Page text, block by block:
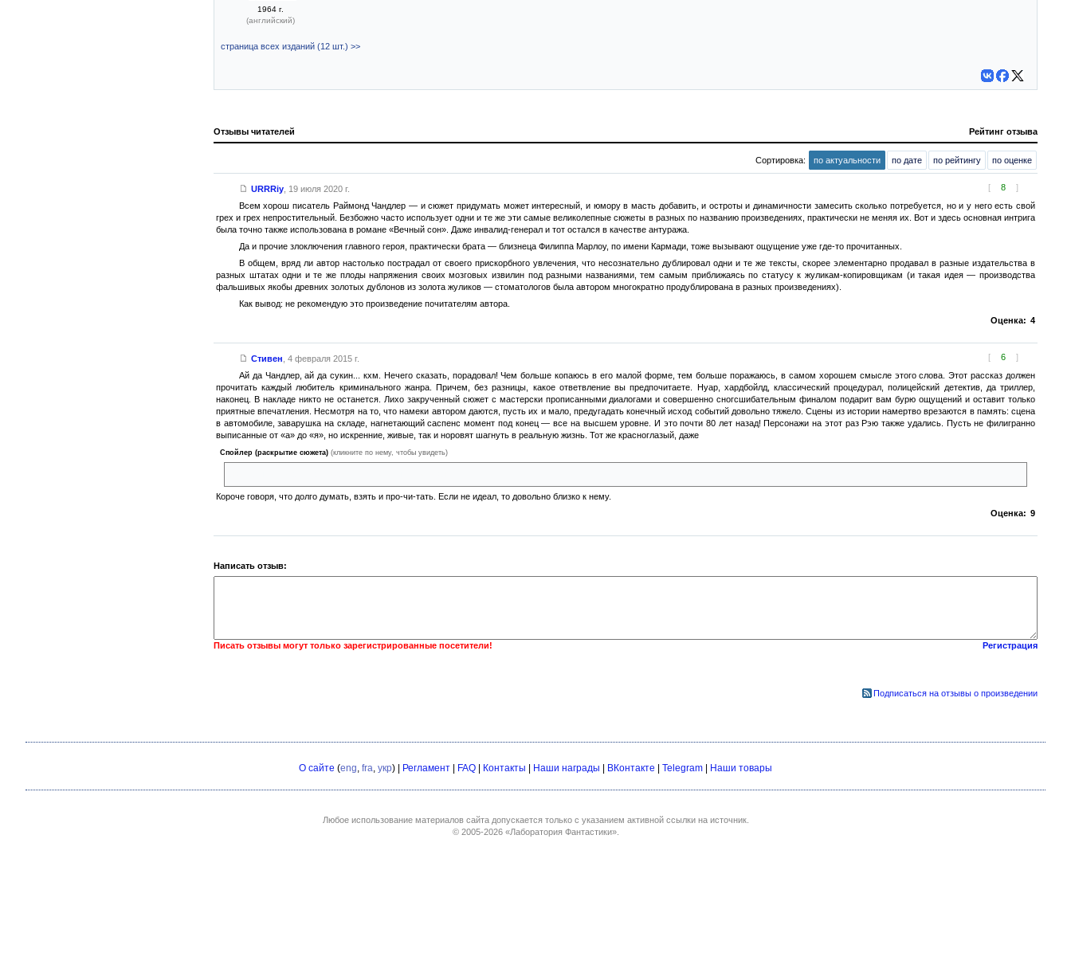
1964 г.
(английский)
страница всех изданий (12 шт.) >>
Отзывы читателей Рейтинг отзыва
Сортировка: по актуальности по дате по рейтингу по оценке
[ 8 ]
URRRiy, 19 июля 2020 г.
Всем хорош писатель Раймонд Чандлер — и сюжет придумать может интересный, и юмору в масть добавить, и остроты и динамичности замесить сколько потребуется, но и у него есть свой
грех и грех непростительный. Безбожно часто использует одни и те же эти самые великолепные сюжеты в разных по названию произведениях, практически не меняя их. Вот и здесь основная интрига
была точно также использована в романе «Вечный сон». Даже инвалид-генерал и тот остался в качестве антуража.
Да и прочие злоключения главного героя, практически брата — близнеца Филиппа Марлоу, по имени Кармади, тоже вызывают ощущение уже где-то прочитанных.
В общем, вряд ли автор настолько пострадал от своего прискорбного увлечения, что несознательно дублировал одни и те же тексты, скорее элементарно продавал в разные издательства в
разных штатах одни и те же плоды напряжения своих мозговых извилин под разными названиями, тем самым приближаясь по статусу к жуликам-копировщикам (и такая идея — производства
фальшивых якобы древних золотых дублонов из золота жуликов — стоматологов была автором многократно продублирована в разных произведениях).
Как вывод: не рекомендую это произведение почитателям автора.
Оценка: 4
[ 6 ]
Стивен 4 февраля 2015 г.
Ай да Чандлер, ай да сукин... кхм. Нечего сказать, порадовал! Чем больше копаюсь в его малой форме, тем больше поражаюсь, в самом хорошем смысле этого слова. Этот рассказ должен
прочитать каждый любитель криминального жанра. Причем, без разницы, какое ответвление вы предпочитаете. Нуар, хардбойлд, классический процедурал, полицейский детектив, да триллер,
наконец. В накладе никто не останется. Лихо закрученный сюжет с мастерски прописанными диалогами и совершенно сногсшибательным финалом подарит вам бурю ощущений и оставит только
приятные впечатления. Несмотря на то, что намеки автором даются, пусть их и мало, предугадать конечный исход событий довольно тяжело. Сцены из истории намертво врезаются в память: сцена
в автомобиле, заварушка на складе, нагнетающий саспенс момент под конец — все на высшем уровне. И это почти 80 лет назад! Персонажи на этот раз Рэю также удались. Пусть не филигранно
выписанные от «а» до «я», но искренние, живые, так и норовят шагнуть в реальную жизнь. Тот же красноглазый, даже
Спойлер (раскрытие сюжета) (кликните по нему, чтобы увидеть)
Короче говоря, что долго думать, взять и про-чи-тать. Если не идеал, то довольно близко к нему.
Оценка: 9
Написать отзыв:
Писать отзывы могут только зарегистрированные посетители! Регистрация
Подписаться на отзывы о произведении
О сайте (eng fra укр) | Регламент | FAQ | Контакты | Наши награды | ВКонтакте | Telegram | Наши товары
Любое использование материалов сайта допускается только с указанием активной ссылки на источник.
© 2005-2026 «Лаборатория Фантастики».